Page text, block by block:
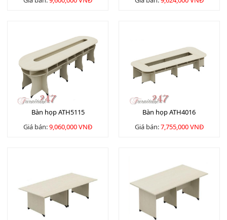
Bàn họp ATH5115
Giá bán:9,060,000 VNĐ
Bàn họp ATH4016
Giá bán:7,755,000 VNĐ